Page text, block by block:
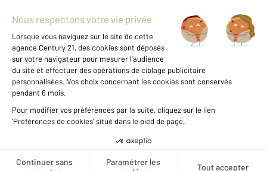
À propos
International
Nous contacter
Données personnelles
Gestionnaire des cookies